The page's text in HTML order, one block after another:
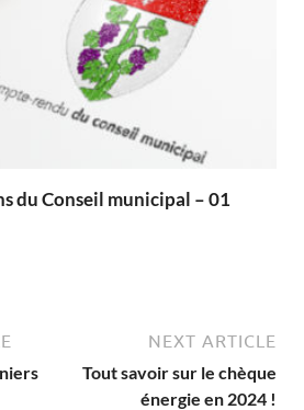
du Conseil municipal – 01
NEXT ARTICLE
Tout savoir sur le chèque
énergie en 2024 !